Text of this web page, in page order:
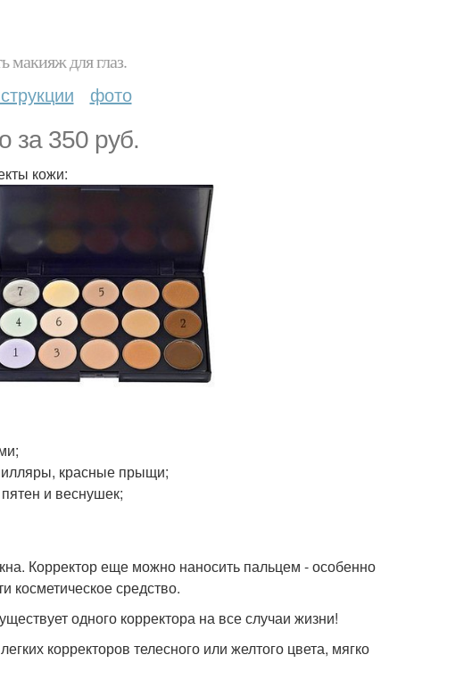
макияж для глаз.
фото
за 350 руб.
кожи:
красные прыщи;
и веснушек;
Корректор еще можно наносить пальцем - особенно
косметическое средство.
одного корректора на все случаи жизни!
корректоров телесного или желтого цвета, мягко